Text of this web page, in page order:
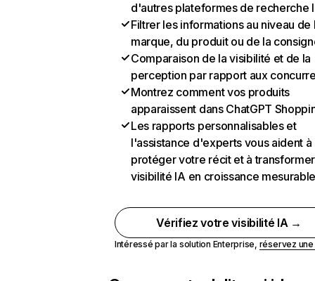
d'autres plateformes de recherche
Filtrer les informations au niveau de
marque, du produit ou de la
Comparaison de la visibilité et de la
perception par rapport aux
Montrez comment vos produits
apparaissent dans ChatGPT
Les rapports personnalisables et
l'assistance d'experts vous aident à
protéger votre récit et à
visibilité IA en croissance
Vérifiez votre visibilité IA →
Intéressé par la solution Enterprise, réservez